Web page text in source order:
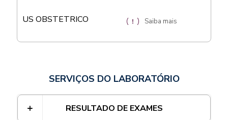
US OBSTETRICO Saiba mais
SERVIÇOS DO LABORATÓRIO
RESULTADO DE EXAMES